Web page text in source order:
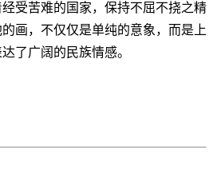
受苦难的国家，保持不屈不挠之精
画，不仅仅是单纯的意象，而是上
了广阔的民族情感。